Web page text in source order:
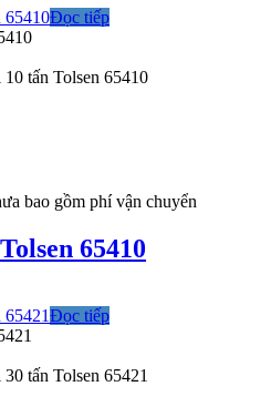
Đọc tiếp
10 tấn Tolsen 65410
bao gồm phí vận chuyển
65410
Đọc tiếp
tấn Tolsen 65421